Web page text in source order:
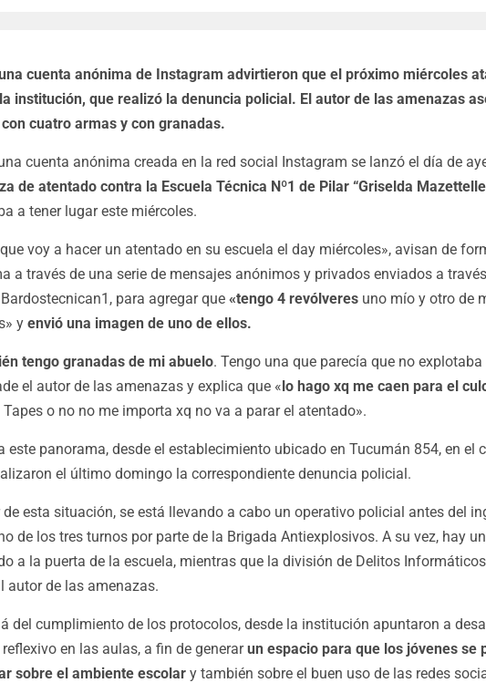
cuenta anónima de Instagram advirtieron que el próximo miércoles
institución, que realizó la denuncia policial. El autor de las amenazas
cuatro armas y con granadas.
cuenta anónima creada en la red social Instagram se lanzó el día de
de atentado contra la Escuela Técnica Nº1 de Pilar “Griselda
a tener lugar este miércoles.
voy a hacer un atentado en su escuela el day miércoles», avisan de
a través de una serie de mensajes anónimos y privados enviados a
para agregar que«tengo 4 revólveresuno mío y otro de
y envió una imagen de uno de ellos.
tengo granadas de mi abuelo. Tengo una que parecía que no
el autor de las amenazas y explica que «lo hago xq me caen para el
Tapes o no no me importa xq no va a parar el atentado».
este panorama, desde el establecimiento ubicado en Tucumán 854, en el
el último domingo la correspondiente denuncia policial.
de esta situación, se está llevando a cabo un operativo policial antes del
de los tres turnos por parte de la Brigada Antiexplosivos. A su vez, hay
a la puerta de la escuela, mientras que la división de Delitos
autor de las amenazas.
del cumplimiento de los protocolos, desde la institución apuntaron a
en las aulas, a fin de generarun espacio para que los jóvenes se
sobre el ambiente escolar y también sobre el buen uso de las redes